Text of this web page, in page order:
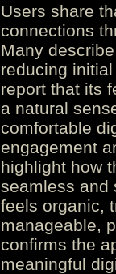
Users share
connections
Many
reducing
report that its
a natural
comfortable
engagement
highlight how
seamless and
feels organic,
manageable,
confirms the
meaningful